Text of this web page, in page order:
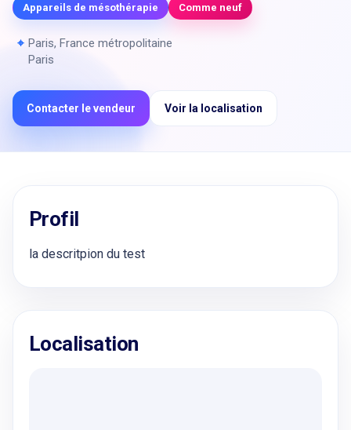
Appareils de mésothérapie Comme neuf
⌖ Paris, France métropolitaine
Paris
Contacter le vendeur Voir la localisation
Profil
la descritpion du test
Localisation